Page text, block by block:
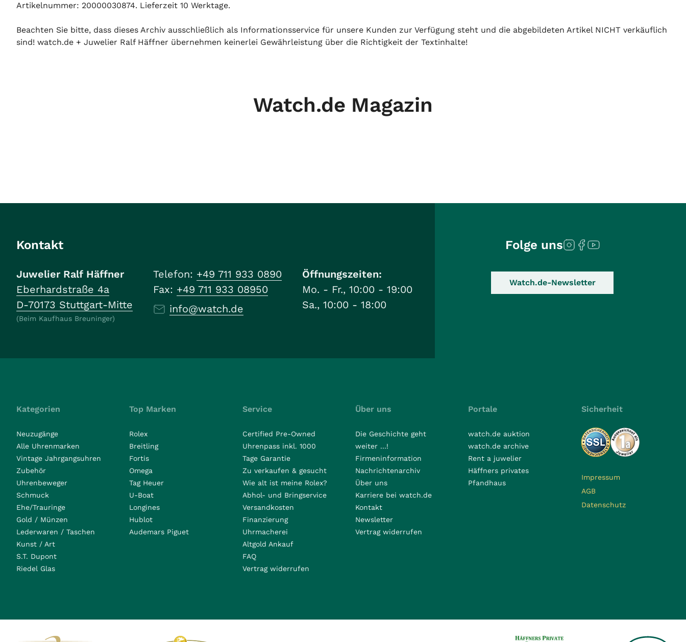
Artikelnummer: 20000030874. Lieferzeit 10 Werktage.
Beachten Sie bitte, dass dieses Archiv ausschließlich als Informationsservice für unsere Kunden zur Verfügung steht und die abgebildeten Artikel NICHT verkäuflich
sind! watch.de + Juwelier Ralf Häffner übernehmen keinerlei Gewährleistung über die Richtigkeit der Textinhalte!
Watch.de Magazin
Kontakt
Juwelier Ralf Häffner
Eberhardstraße 4a
D-70173 Stuttgart-Mitte
(Beim Kaufhaus Breuninger)
Telefon: +49 711 933 0890
Fax: +49 711 933 08950
info@watch.de
Öffnungszeiten:
Mo. - Fr., 10:00 - 19:00
Sa., 10:00 - 18:00
Folge uns
Watch.de-Newsletter
Kategorien
Neuzugänge
Alle Uhrenmarken
Vintage Jahrgangsuhren
Zubehör
Uhrenbeweger
Schmuck
Ehe/Trauringe
Gold / Münzen
Lederwaren / Taschen
Kunst / Art
S.T. Dupont
Riedel Glas
Top Marken
Rolex
Breitling
Fortis
Omega
Tag Heuer
U-Boat
Longines
Hublot
Audemars Piguet
Service
Certified Pre-Owned
Uhrenpass inkl. 1000
Tage Garantie
Zu verkaufen & gesucht
Wie alt ist meine Rolex?
Abhol- und Bringservice
Versandkosten
Finanzierung
Uhrmacherei
Altgold Ankauf
FAQ
Vertrag widerrufen
Über uns
Die Geschichte geht
weiter ...!
Firmeninformation
Nachrichtenarchiv
Über uns
Karriere bei watch.de
Kontakt
Newsletter
Vertrag widerrufen
Portale
watch.de auktion
watch.de archive
Rent a juwelier
Häffners privates
Pfandhaus
Sicherheit
Impressum
AGB
Datenschutz